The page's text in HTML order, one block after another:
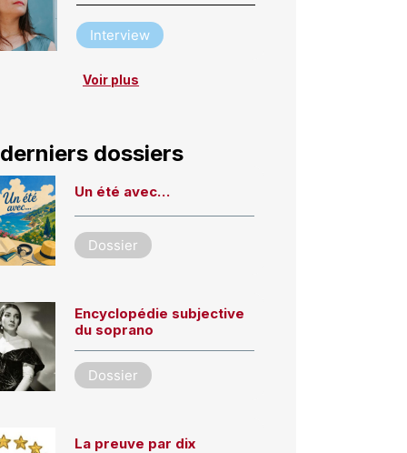
Interview
Voir plus
dossiers
Un été avec…
Dossier
Encyclopédie subjective
du soprano
Dossier
La preuve par dix